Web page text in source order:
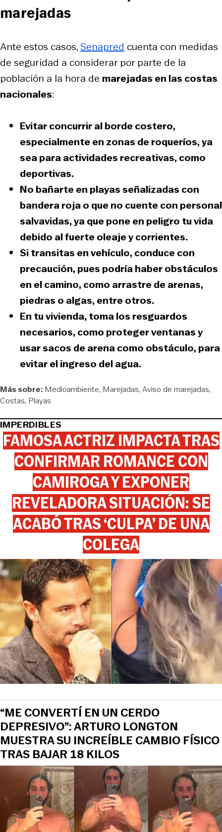
marejadas
Ante estos casos,Senapred cuenta con medidas
de seguridad a considerar por parte de la
población a la hora de marejadas en las costas
nacionales:
Evitar concurrir al borde costero,
especialmente en zonas de roqueríos, ya
sea para actividades recreativas, como
deportivas.
No bañarte en playas señalizadas con
bandera rojao que no cuente con personal
salvavidas, ya que pone en peligro tu vida
debido al fuerte oleaje y corrientes.
Si transitas en vehículo,conduce con
precaución, pues podría haber obstáculos
en el camino, como arrastre de arenas,
piedras o algas, entre otros.
En tu vivienda,toma los resguardos
necesarios, como proteger ventanasy
usar sacos de arena como obstáculo, para
evitar el ingreso del agua.
Más sobre: Medioambiente Marejadas Aviso de marejadas
Costas Playas
IMPERDIBLES
FAMOSA ACTRIZ IMPACTA TRAS
CONFIRMAR ROMANCE CON
CAMIROGA Y EXPONER
REVELADORA SITUACIÓN: SE
ACABÓ TRAS ‘CULPA’ DE UNA
COLEGA
“ME CONVERTÍ EN UN CERDO
DEPRESIVO”: ARTURO LONGTON
MUESTRA SU INCREÍBLE CAMBIO FÍSICO
TRAS BAJAR 18 KILOS